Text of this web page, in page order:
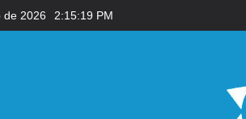
de 2026 2:15:20 PM